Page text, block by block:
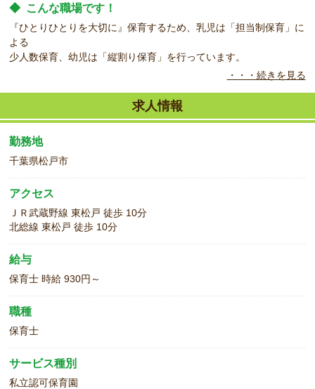
◆ こんな職場です！
『ひとりひとりを大切に』保育するため、乳児は「担当制保育」に
よる
少人数保育、幼児は「縦割り保育」を行っています。
短時間のパートのお仕事です。
担当制保育なので、お子様１人１人を深く見ることができます。
・・・続きを見る
求人情報
勤務地
千葉県松戸市
アクセス
ＪＲ武蔵野線 東松戸 徒歩 10分
北総線 東松戸 徒歩 10分
給与
保育士 時給 930円～
職種
保育士
サービス種別
私立認可保育園